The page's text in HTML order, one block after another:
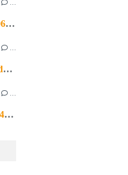
heet = l'instant néerlandais du jour (2026_06_02)
de markthandelaar = l'instant néerlandais du jour (2026_03_11)
de noot = l'instant néerlandais du jour (2024_09_09)